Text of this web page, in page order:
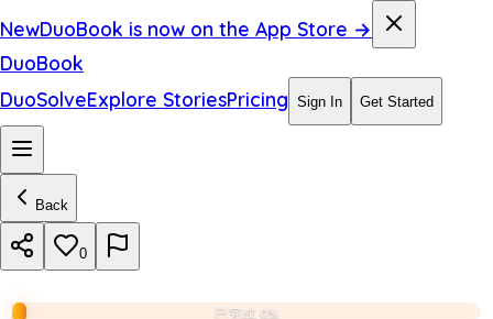
NewDuoBook is now on the App Store →
DuoBook
DuoSolveExplore StoriesPricing Sign In Get Started
Back
0
已完成 0%